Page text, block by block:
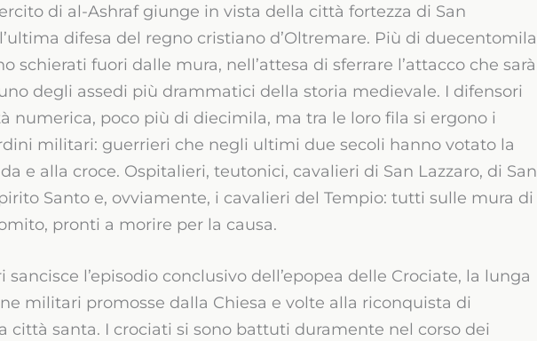
di al-Ashraf giunge in vista della città fortezza di San
l’ultima difesa del regno cristiano d’Oltremare. Più di duecentomila
schierati fuori dalle mura, nell’attesa di sferrare l’attacco che sarà
degli assedi più drammatici della storia medievale. I difensori
numerica, poco più di diecimila, ma tra le loro fila si ergono i
militari: guerrieri che negli ultimi due secoli hanno votato la
e alla croce. Ospitalieri, teutonici, cavalieri di San Lazzaro, di San
Santo e, ovviamente, i cavalieri del Tempio: tutti sulle mura di
pronti a morire per la causa.
sancisce l’episodio conclusivo dell’epopea delle Crociate, la lunga
militari promosse dalla Chiesa e volte alla riconquista di
città santa. I crociati si sono battuti duramente nel corso dei